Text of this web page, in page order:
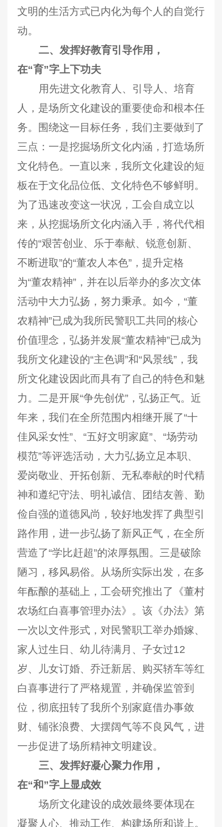
文明的生活方式已内化为每个人的自觉行
动。
二、发挥好教育引导作用，
在“育”字上下功夫
用先进文化教育人、引导人、培育
人，是场所文化建设的重要使命和根本任
务。围绕这一目标任务，我们主要做到了
三点：一是挖掘场所文化内涵，打造场所
文化特色。一直以来，我所文化建设的短
板在于文化品位低、文化特色不够鲜明。
为了迅速改变这一状况，工会自成立以
来，从挖掘场所文化内涵入手，将代代相
传的“艰苦创业、乐于奉献、锐意创新、
不断进取”的“董农人本色”，提升定格
为“董农精神”，并在以后举办的多次文体
活动中大力弘扬，努力秉承。如今，“董
农精神”已成为我所民警职工共同的核心
价值理念，弘扬并发展“董农精神”已成为
我所文化建设的“主色调”和“风景线”，我
所文化建设因此而具有了自己的特色和魅
力。二是开展“争先创优”，弘扬正气。近
年来，我们在全所范围内相继开展了“十
佳风采女性”、“五好文明家庭”、“场劳动
模范”等评选活动，大力弘扬立足本职、
爱岗敬业、开拓创新、无私奉献的时代精
神和遵纪守法、明礼诚信、团结友善、勤
俭自强的道德风尚，较好地发挥了典型引
路作用，进一步弘扬了新风正气，在全所
营造了“学比赶超”的浓厚氛围。三是破除
陋习，移风易俗。从场所实际出发，在多
年酝酿的基础上，工会研究推出了《董村
农场红白喜事管理办法》。该《办法》第
一次以文件形式，对民警职工举办婚嫁、
家人过生日、幼儿待满月、子女过12
岁、儿女订婚、乔迁新居、购买轿车等红
白喜事进行了严格规置，并确保监管到
位，彻底扭转了我所个别家庭借办事敛
财、铺张浪费、大摆阔气等不良风气，进
一步促进了场所精神文明建设。
三、发挥好凝心聚力作用，
在“和”字上显成效
场所文化建设的成效最终要体现在
凝聚人心、推动工作、构建场所和谐上。